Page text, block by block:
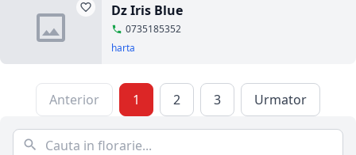
Dz Iris Blue
0735185352
harta
Anterior 1 2 3 Urmator